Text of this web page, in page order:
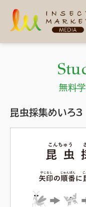
無料
昆虫採集めいろ3